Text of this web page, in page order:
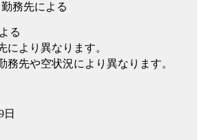
務先による
る
により異なります。
務先や空状況により異なります。
日